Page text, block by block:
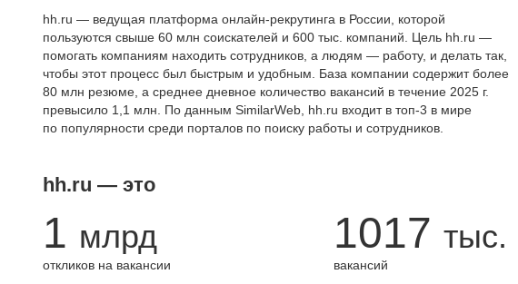
hh.ru — ведущая платформа онлайн-рекрутинга в России, которой
пользуются свыше 60 млн соискателей и 600 тыс. компаний. Цель hh.ru —
помогать компаниям находить сотрудников, а людям — работу, и делать так,
чтобы этот процесс был быстрым и удобным. База компании содержит более
80 млн резюме, а среднее дневное количество вакансий в течение 2025 г.
превысило 1,1 млн. По данным SimilarWeb, hh.ru входит в топ-3 в мире
по популярности среди порталов по поиску работы и сотрудников.
hh.ru — это
1 млрд
откликов на вакансии
1017 тыс.
вакансий